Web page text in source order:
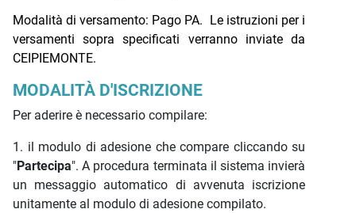
Modalità di versamento: Pago PA.
Le istruzioni per i
versamenti sopra specificati verranno inviate da
CEIPIEMONTE.
MODALITÀ D'ISCRIZIONE
Per aderire è necessario compilare:
1. il modulo di adesione che compare cliccando su
"Partecipa". A procedura terminata il sistema invierà
un messaggio automatico di avvenuta iscrizione
unitamente al modulo di adesione compilato.